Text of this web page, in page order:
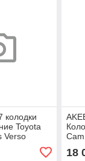
колодки
Toyota
Verso
18